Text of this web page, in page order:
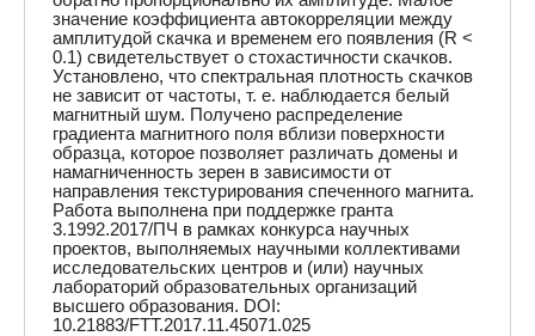
значение коэффициента автокорреляции между
амплитудой скачка и временем его появления (R <
0.1) свидетельствует о стохастичности скачков.
Установлено, что спектральная плотность скачков
не зависит от частоты, т. е. наблюдается белый
магнитный шум. Получено распределение
градиента магнитного поля вблизи поверхности
образца, которое позволяет различать домены и
намагниченность зерен в зависимости от
направления текстурирования спеченного магнита.
Работа выполнена при поддержке гранта
3.1992.2017/ПЧ в рамках конкурса научных
проектов, выполняемых научными коллективами
исследовательских центров и (или) научных
лабораторий образовательных организаций
высшего образования. DOI:
10.21883/FTT.2017.11.45071.025